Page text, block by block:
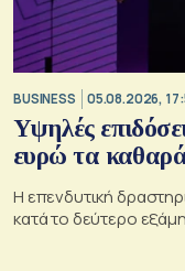
BUSINESS 05.08.2026,
Υψηλές
ευρώ τα
Η επενδυτική
κατά το δεύτερο